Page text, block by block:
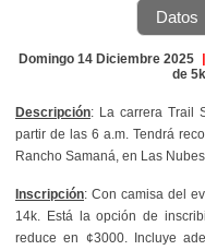
Datos
Domingo 14 Diciembre 2025 |
de 5k
Descripción: La carrera Trail
partir de las 6 a.m. Tendrá
Rancho Samaná, en Las
Inscripción: Con camisa del
14k. Está la opción de
reduce en ¢3000. Incluye